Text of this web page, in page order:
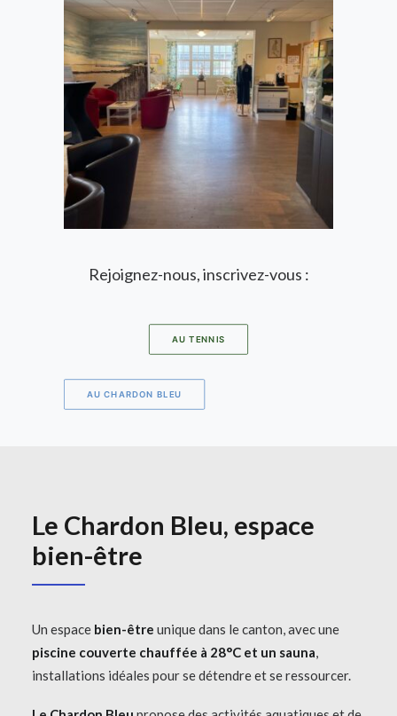
Rejoignez-nous, inscrivez-vous :
AU TENNIS
AU CHARDON BLEU
Le Chardon Bleu, espace
bien-être
Un espace bien-être unique dans le canton, avec une
piscine couverte chauffée à 28°C et un sauna,
installations idéales pour se détendre et se ressourcer.